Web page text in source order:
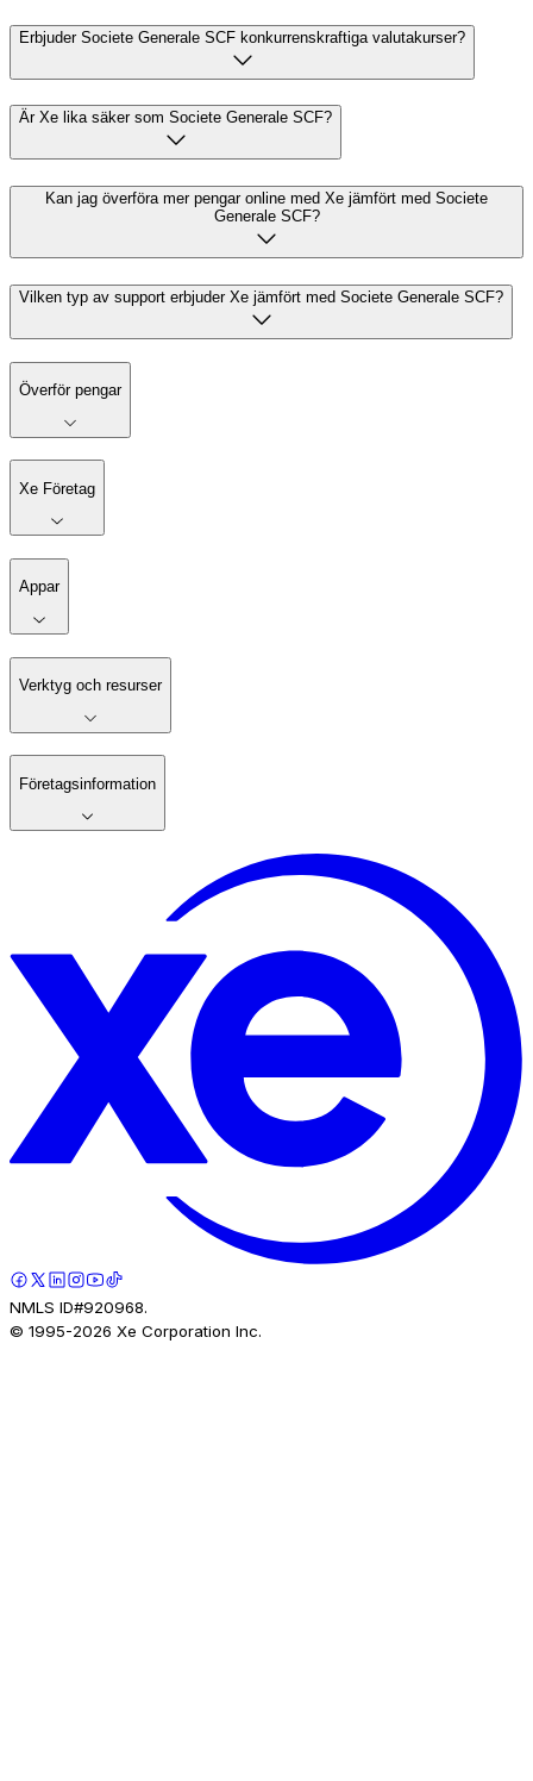
Erbjuder Societe Generale SCF konkurrenskraftiga valutakurser?
Är Xe lika säker som Societe Generale SCF?
Kan jag överföra mer pengar online med Xe jämfört med Societe
Generale SCF?
Vilken typ av support erbjuder Xe jämfört med Societe Generale SCF?
Överför pengar
Xe Företag
Appar
Verktyg och resurser
Företagsinformation
NMLS ID#920968.
© 1995-2026 Xe Corporation Inc.